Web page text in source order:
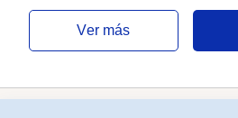
ver más